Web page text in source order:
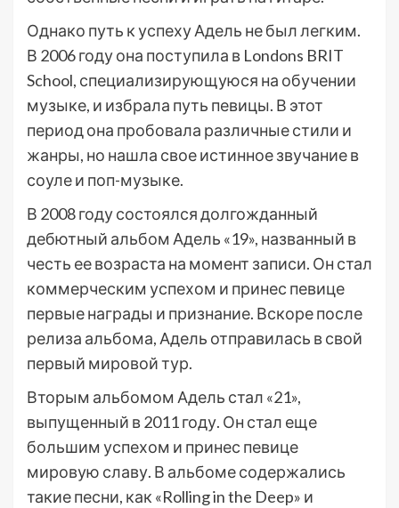
Однако путь к успеху Адель не был легким.
В 2006 году она поступила в Londons BRIT
School, специализирующуюся на обучении
музыке, и избрала путь певицы. В этот
период она пробовала различные стили и
жанры, но нашла свое истинное звучание в
соуле и поп-музыке.
В 2008 году состоялся долгожданный
дебютный альбом Адель «19», названный в
честь ее возраста на момент записи. Он стал
коммерческим успехом и принес певице
первые награды и признание. Вскоре после
релиза альбома, Адель отправилась в свой
первый мировой тур.
Вторым альбомом Адель стал «21»,
выпущенный в 2011 году. Он стал еще
большим успехом и принес певице
мировую славу. В альбоме содержались
такие песни, как «Rolling in the Deep» и